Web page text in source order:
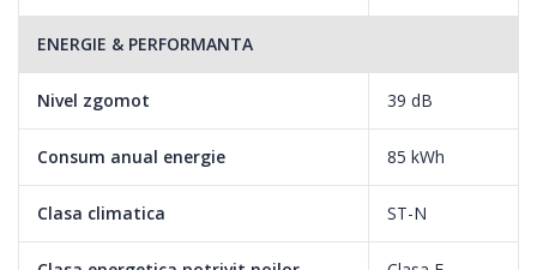
ENERGIE & PERFORMANTA
Nivel zgomot 39 dB
Consum anual energie 85 kWh
Clasa climatica ST-N